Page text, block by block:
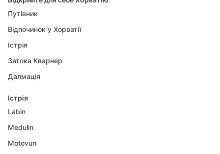
Путівник
Відпочинок у Хорватії
Істрія
Затока Кварнер
Далмація
Істрія
Labin
Medulin
Motovun